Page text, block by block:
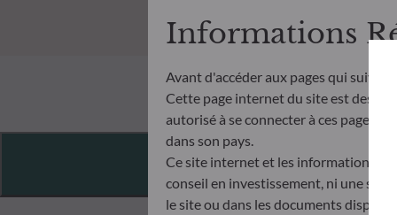
Features
Informations
Avant d'accéder aux pages qui
Cette page internet du site est
autorisé à se connecter à ces pages
dans son pays.
Ce site internet et les informations
conseil en investissement, ni une
le site ou dans les documents